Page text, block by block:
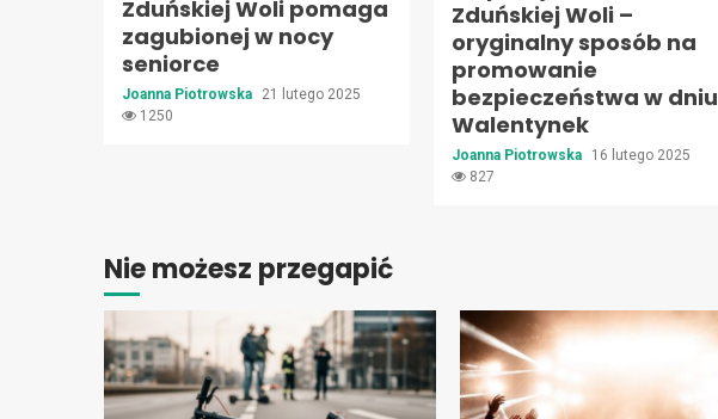
Zduńskiej Woli pomaga
zagubionej w nocy
seniorce
Joanna Piotrowska
21 lutego 2025
1250
Zduńskiej Woli –
oryginalny sposób na
promowanie
bezpieczeństwa w dniu
Walentynek
Joanna Piotrowska
16 lutego 2025
827
Nie możesz przegapić